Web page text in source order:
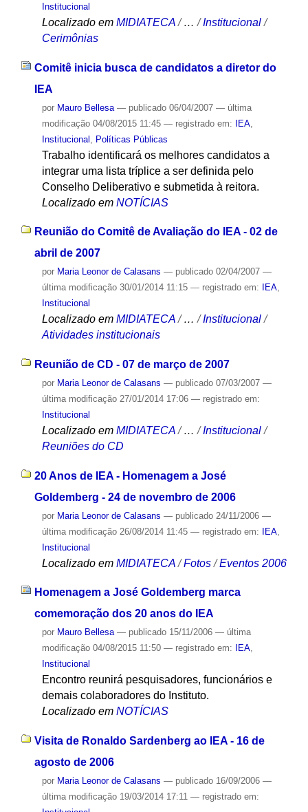
Institucional
Localizado em MIDIATECA /…/Institucional /
Cerimônias
Comitê inicia busca de candidatos a diretor do
IEA
por Mauro Bellesa — publicado06/04/2007 — última
modificação04/08/2015 11:45 — registrado em: IEA,
Institucional
Políticas Públicas
Trabalho identificará os melhores candidatos a
integrar uma lista tríplice a ser definida pelo
Conselho Deliberativo e submetida à reitora.
Localizado em NOTÍCIAS
Reunião do Comitê de Avaliação do IEA - 02 de
abril de 2007
por Maria Leonor de Calasans — publicado02/04/2007 —
última modificação30/01/2014 11:15 — registrado em: IEA,
Institucional
Localizado em MIDIATECA /…/Institucional /
Atividades institucionais
Reunião de CD - 07 de março de 2007
por Maria Leonor de Calasans — publicado07/03/2007 —
última modificação27/01/2014 17:06 — registrado em:
Institucional
Localizado em MIDIATECA /…/Institucional /
Reuniões do CD
20 Anos de IEA - Homenagem a José
Goldemberg - 24 de novembro de 2006
por Maria Leonor de Calasans — publicado24/11/2006 —
última modificação26/08/2014 11:45 — registrado em: IEA,
Institucional
Localizado em MIDIATECA /Fotos /Eventos 2006
Homenagem a José Goldemberg marca
comemoração dos 20 anos do IEA
por Mauro Bellesa — publicado15/11/2006 — última
modificação04/08/2015 11:50 — registrado em: IEA,
Institucional
Encontro reunirá pesquisadores, funcionários e
demais colaboradores do Instituto.
Localizado em NOTÍCIAS
Visita de Ronaldo Sardenberg ao IEA - 16 de
agosto de 2006
por Maria Leonor de Calasans — publicado16/09/2006 —
última modificação19/03/2014 17:11 — registrado em: